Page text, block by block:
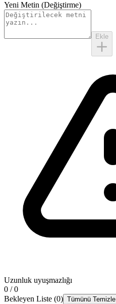
Yeni Metin (Değiştirme)
Ekle
Uzunluk uyuşmazlığı
0 / 0
Bekleyen Liste (0) Tümünü Temizle